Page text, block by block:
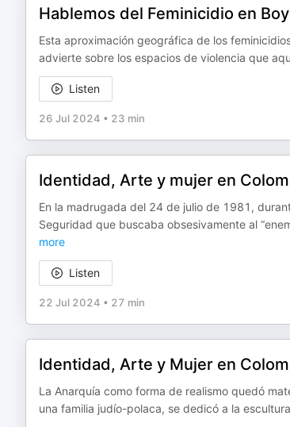
Hablemos del Feminicidio en
Esta aproximación geográfica de los
advierte sobre los espacios de violencia que
Listen
26 Jul 2024 • 23 min
Identidad, Arte y mujer en
En la madrugada del 24 de julio de 1981,
Seguridad que buscaba obsesivamente al
more
Listen
22 Jul 2024 • 27 min
Identidad, Arte y Mujer en
La Anarquía como forma de realismo quedó
una familia judío-polaca, se dedicó a la